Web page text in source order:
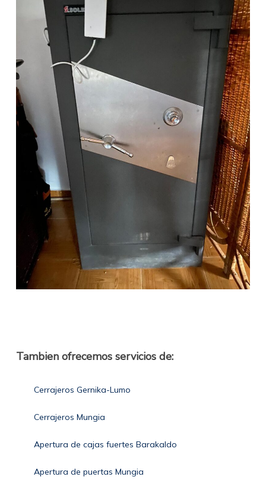
Tambien ofrecemos servicios de:
Cerrajeros Gernika-Lumo
Cerrajeros Mungia
Apertura de cajas fuertes Barakaldo
Apertura de puertas Mungia